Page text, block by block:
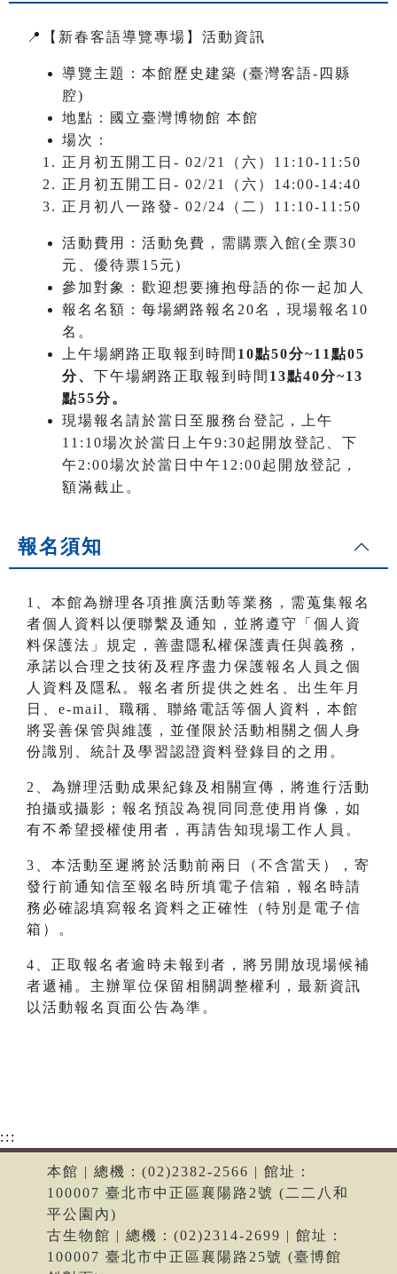
📍【新春客語導覽專場】活動資訊
導覽主題：本館歷史建築 (臺灣客語-四縣
腔)
地點：國立臺灣博物館 本館
場次：
正月初五開工日- 02/21（六）11:10-11:50
正月初五開工日- 02/21（六）14:00-14:40
正月初八一路發- 02/24（二）11:10-11:50
活動費用：活動免費，需購票入館(全票30
元、優待票15元)
參加對象：歡迎想要擁抱母語的你一起加人
報名名額：每場網路報名20名，現場報名10
名。
上午場網路正取報到時間 10點50分~11點05
分、 下午場網路正取報到時間 13點40分~13
點55分。
現場報名請於當日至服務台登記，上午
11:10場次於當日上午9:30起開放登記、下
午2:00場次於當日中午12:00起開放登記，
額滿截止。
報名須知
1、本館為辦理各項推廣活動等業務，需蒐集報名
者個人資料以便聯繫及通知，並將遵守「個人資
料保護法」規定，善盡隱私權保護責任與義務，
承諾以合理之技術及程序盡力保護報名人員之個
人資料及隱私。報名者所提供之姓名、出生年月
日、e-mail、職稱、聯絡電話等個人資料，本館
將妥善保管與維護，並僅限於活動相關之個人身
份識別、統計及學習認證資料登錄目的之用。
2、為辦理活動成果紀錄及相關宣傳，將進行活動
拍攝或攝影；報名預設為視同同意使用肖像，如
有不希望授權使用者，再請告知現場工作人員。
3、本活動至遲將於活動前兩日（不含當天），寄
發行前通知信至報名時所填電子信箱，報名時請
務必確認填寫報名資料之正確性（特別是電子信
箱）。
4、正取報名者逾時未報到者，將另開放現場候補
者遞補。主辦單位保留相關調整權利，最新資訊
以活動報名頁面公告為準。
:::
本館 | 總機：(02)2382-2566 | 館址：
100007 臺北市中正區襄陽路2號 (二二八和
平公園內)
古生物館 | 總機：(02)2314-2699 | 館址：
100007 臺北市中正區襄陽路25號 (臺博館